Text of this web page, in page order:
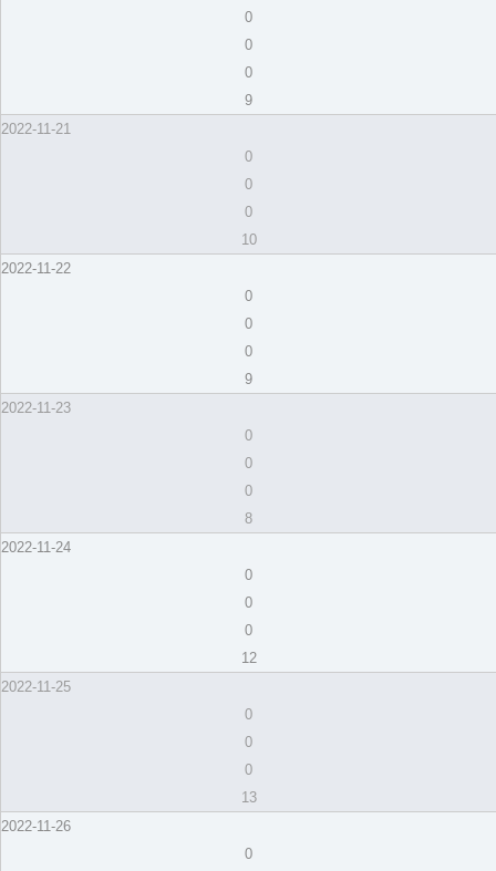
0
0
0
9
2022-11-21
0
0
0
10
2022-11-22
0
0
0
9
2022-11-23
0
0
0
8
2022-11-24
0
0
0
12
2022-11-25
0
0
0
13
2022-11-26
0